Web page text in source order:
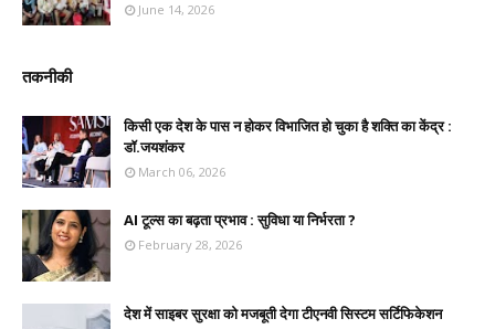
June 14, 2026
तकनीकी
किसी एक देश के पास न होकर विभाजित हो चुका है शक्ति का केंद्र :
डॉ.जयशंकर
March 06, 2026
AI टूल्स का बढ़ता प्रभाव : सुविधा या निर्भरता ?
February 28, 2026
देश में साइबर सुरक्षा को मजबूती देगा टीएनवी सिस्टम सर्टिफिकेशन